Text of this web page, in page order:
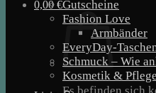
0,00€
Es befinden sich
Gutscheine
Fashion Love
Armbänder
EveryDay-
Schmuck – Wie
Kosmetik & Pflege